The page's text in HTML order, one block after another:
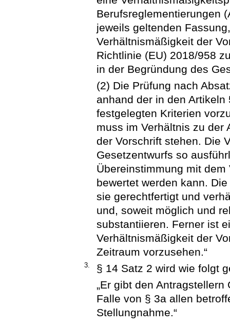
Berufsreglementierungen
jeweils geltenden
Verhältnismäßigkeit der
Richtlinie (EU) 2018/958
in der Begründung des
(2) Die Prüfung nach
anhand der in den
festgelegten Kriterien
muss im Verhältnis zu der
der Vorschrift stehen. Die
Gesetzentwurfs so
Übereinstimmung mit
bewertet werden kann.
sie gerechtfertigt und
und, soweit möglich und
substantiieren. Ferner ist
Verhältnismäßigkeit der
Zeitraum vorzusehen.“
3.
§ 14 Satz 2 wird wie folgt
„Er gibt den
Falle von § 3a allen
Stellungnahme.“